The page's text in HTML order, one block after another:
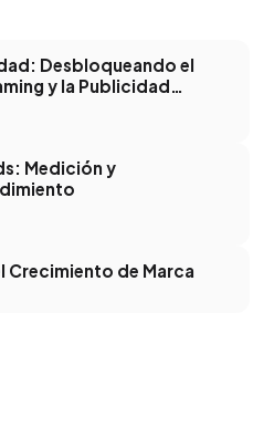
Desbloqueando el
y la Publicidad
Medición y
Crecimiento de Marca